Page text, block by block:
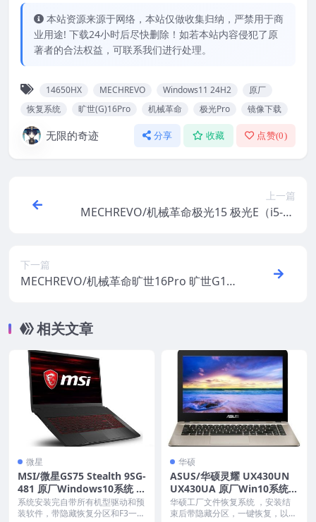
本站资源来源于网络，本站仅做收集归纳，严禁用于商
业用途! 下载24小时后尽快删除！如若本站内容侵犯了原
著者的合法权益，可联系我们进行处理。
14650HX MECHREVO Windows11 24H2
原厂
恢复系统
旷世(G)16Pro 机械革命 极光Pro 镜像下载
无限的奇迹 分享 收藏 点赞(0)
上一篇
MECHREVO/机械革命极光15 极光E（i5-12
下一篇
MECHREVO/机械革命旷世16Pro 旷世G16
相关文章
微星
MSI/微星GS75 Stealth 9SG-
481 原厂Windows10系统 o
em系统 带F3一键恢复
系统安装完自带所有机型驱动和预
装软件，带隐藏恢复分区和F3一键
华硕
ASUS/华硕灵耀 UX430UN
UX430UA 原厂Win10系统
工厂文件 带ASUS Recovery
恢复
华硕工厂文件恢复系统 ，安装结
束后带隐藏分区，一键恢复，以及